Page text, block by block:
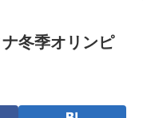
冬季オリンピ